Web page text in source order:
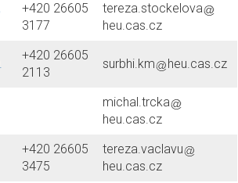
+420 26605
3177
tereza.stockelova
heu.cas.cz
+420 26605
2113
surbhi.km heu.cas.cz
michal.trcka
heu.cas.cz
+420 26605
3475
tereza.vaclavu
heu.cas.cz